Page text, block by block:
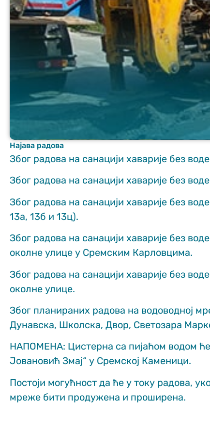
Најава радова
Због радова на санацији хаварије без
Због радова на санацији хаварије без
Због радова на санацији хаварије без
13а, 13б и 13ц).
Због радова на санацији хаварије без
околне улице у Сремским Карловцима.
Због радова на санацији хаварије без
околне улице.
Због планираних радова на водоводној
Дунавска, Школска, Двор, Светозара
НАПОМЕНА: Цистерна са пијаћом водом
Јовановић Змај“ у Сремској Каменици.
Постоји могућност да ће у току радова,
мреже бити продужена и проширена.
Неопходно
These
cookies are
the website
to function.
Статистика
to improve
the website's
functionality
and structure,
based on how
the website is
Искуство
our website
to perform
as well as
during your
visit. If you
refuse
cookies,
some
functionality